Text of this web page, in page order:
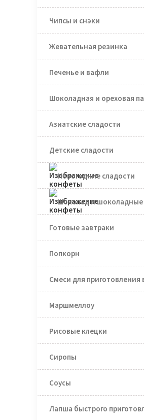
Чипсы и снэки
Жевательная резинка
Печенье и вафли
Шоколадная и ореховая
Азиатские сладости
Детские сладости
Новогодние сладости
Шоколад и шоколадные
Готовые завтраки
Попкорн
Смеси для приготовления
Маршмеллоу
Рисовые клецки
Сиропы
Соусы
Лапша быстрого